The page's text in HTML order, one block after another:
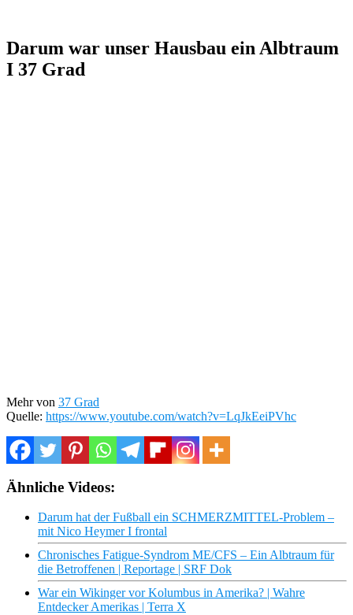
Darum war unser Hausbau ein Albtraum
I 37 Grad
Mehr von 37 Grad
Quelle: https://www.youtube.com/watch?v=LqJkEeiPVhc
Ähnliche Videos:
Darum hat der Fußball ein SCHMERZMITTEL-Problem –
mit Nico Heymer I frontal
Chronisches Fatigue-Syndrom ME/CFS – Ein Albtraum für
die Betroffenen | Reportage | SRF Dok
War ein Wikinger vor Kolumbus in Amerika? | Wahre
Entdecker Amerikas | Terra X